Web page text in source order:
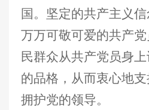
国。坚定的共产主义
万万可敬可爱的共产
民群众从共产党员身
的品格，从而衷心地支
拥护党的领导。